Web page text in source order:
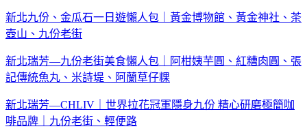
新北九份、金瓜石一日遊懶人包｜黃金博物館、黃金神社、茶
壺山、九份老街
新北瑞芳—九份老街美食懶人包｜阿柑姨芋圓、紅糟肉圓、張
記傳統魚丸、米詩堤、阿蘭草仔粿
新北瑞芳—CHLIV｜世界拉花冠軍隱身九份 精心研磨極簡咖
啡品牌｜九份老街、輕便路